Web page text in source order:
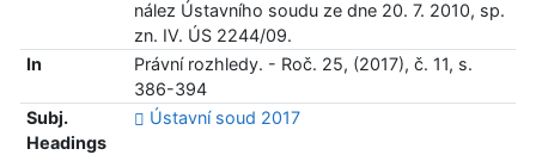
nález Ústavního soudu ze dne 20. 7. 2010, sp.
zn. IV. ÚS 2244/09.
In
Právní rozhledy. - Roč. 25, (2017), č. 11, s.
386-394
Subj.
Headings
Ústavní soud 2017